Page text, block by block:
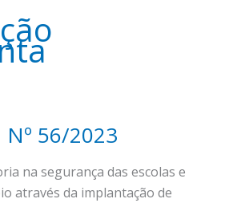
Nº 56/2023
na segurança das escolas e
através da implantação de